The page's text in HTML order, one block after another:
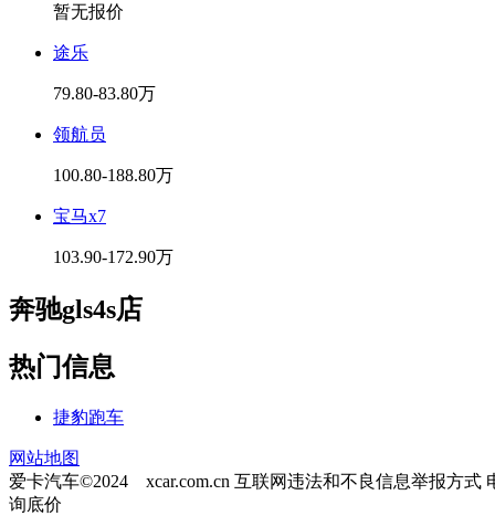
暂无报价
途乐
79.80-83.80万
领航员
100.80-188.80万
宝马x7
103.90-172.90万
奔驰gls4s店
热门信息
捷豹跑车
网站地图
爱卡汽车©2024 xcar.com.cn 互联网违法和不良信息举报方式
询底价